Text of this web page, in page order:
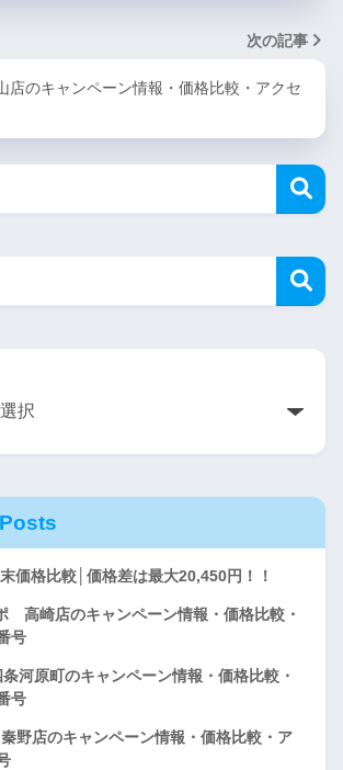
次の記事
のキャンペーン情報・価格比較・アクセ
価格比較│価格差は最大20,450円！！
高崎店のキャンペーン情報・価格比較・
号
河原町のキャンペーン情報・価格比較・
号
野店のキャンペーン情報・価格比較・ア